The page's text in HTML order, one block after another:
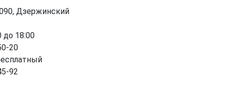
Дзержинский
до 18:00
20
92